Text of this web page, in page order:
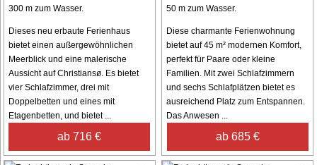
300 m zum Wasser.
Dieses neu erbaute Ferienhaus
bietet einen außergewöhnlichen
Meerblick und eine malerische
Aussicht auf Christiansø. Es bietet
vier Schlafzimmer, drei mit
Doppelbetten und eines mit
Etagenbetten, und bietet ...
ab 716 €
50 m zum Wasser.
Diese charmante Ferienwohnung
bietet auf 45 m² modernen Komfort,
perfekt für Paare oder kleine
Familien. Mit zwei Schlafzimmern
und sechs Schlafplätzen bietet es
ausreichend Platz zum Entspannen.
Das Anwesen ...
ab 685 €